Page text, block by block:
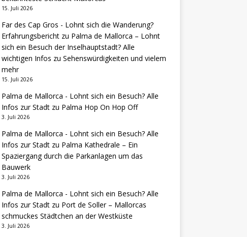
15. Juli 2026
Far des Cap Gros - Lohnt sich die Wanderung?
Erfahrungsberichtzu Palma de Mallorca – Lohnt
sich ein Besuch der Inselhauptstadt? Alle
wichtigen Infos zu Sehenswürdigkeiten und vielem
mehr
15. Juli 2026
Palma de Mallorca - Lohnt sich ein Besuch? Alle
Infos zur Stadtzu Palma Hop On Hop Off
3. Juli 2026
Palma de Mallorca - Lohnt sich ein Besuch? Alle
Infos zur Stadtzu Palma Kathedrale – Ein
Spaziergang durch die Parkanlagen um das
Bauwerk
3. Juli 2026
Palma de Mallorca - Lohnt sich ein Besuch? Alle
Infos zur Stadtzu Port de Soller – Mallorcas
schmuckes Städtchen an der Westküste
3. Juli 2026